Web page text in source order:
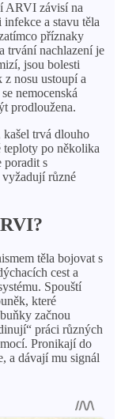
ARVI závisí na
a stavu těla
příznaky
trvání nachlazení je
jsou bolesti
nosu ustoupí a
nemocenská
prodloužena.
kašel trvá dlouho
teploty po několika
poradit s
různé
těla bojovat s
cest a
Spouští
které
začnou
práci různých
Pronikají do
a dávají mu signál